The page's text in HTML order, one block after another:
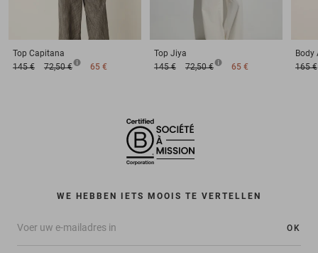
Top Capitana
145 €
72,50 € 65 €
Top Jiya
145 €
72,50 € 65 €
Body
165 €
WE HEBBEN IETS MOOIS TE VERTELLEN
OK